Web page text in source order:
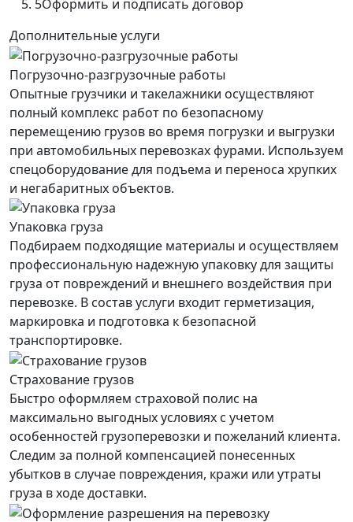
5Оформить и подписать договор
Дополнительные услуги
Погрузочно-разгрузочные работы
Опытные грузчики и такелажники осуществляют
полный комплекс работ по безопасному
перемещению грузов во время погрузки и выгрузки
при автомобильных перевозках фурами. Используем
спецоборудование для подъема и переноса хрупких
и негабаритных объектов.
Упаковка груза
Подбираем подходящие материалы и осуществляем
профессиональную надежную упаковку для защиты
груза от повреждений и внешнего воздействия при
перевозке. В состав услуги входит герметизация,
маркировка и подготовка к безопасной
транспортировке.
Страхование грузов
Быстро оформляем страховой полис на
максимально выгодных условиях с учетом
особенностей грузоперевозки и пожеланий клиента.
Следим за полной компенсацией понесенных
убытков в случае повреждения, кражи или утраты
груза в ходе доставки.